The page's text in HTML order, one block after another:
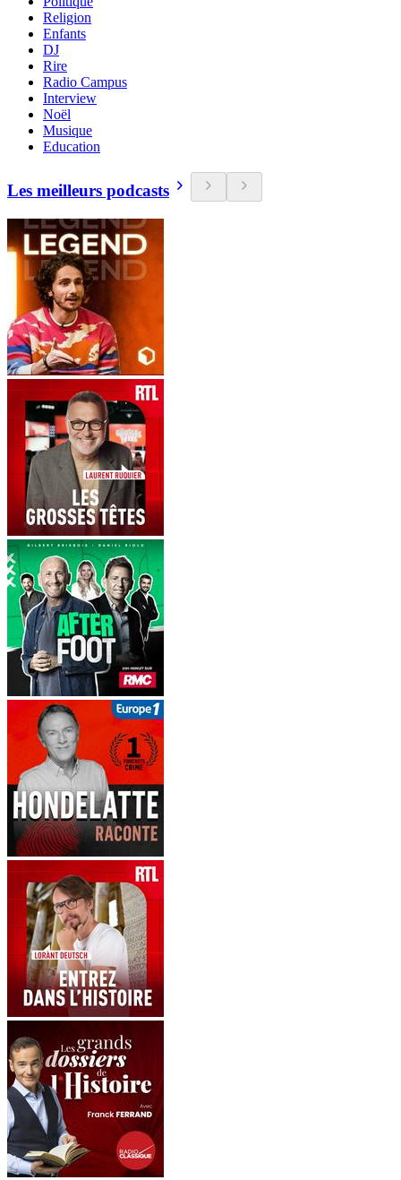
Religion
Enfants
DJ
Rire
Radio Campus
Interview
Noël
Musique
Education
Les meilleurs podcasts